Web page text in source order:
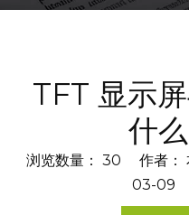
TFT 显示
什
浏览数量： 30 作者：
03-09